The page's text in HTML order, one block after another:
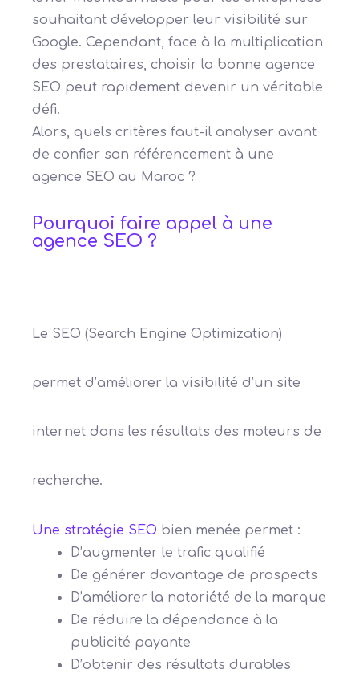
souhaitant développer leur visibilité sur
Google. Cependant, face à la multiplication
des prestataires, choisir la bonne agence
SEO peut rapidement devenir un véritable
défi.
Alors, quels critères faut-il analyser avant
de confier son référencement à une
agence SEO au Maroc ?
Pourquoi faire appel à une
agence SEO ?
Le SEO (Search Engine Optimization)
permet d’améliorer la visibilité d’un site
internet dans les résultats des moteurs de
recherche.
Une stratégie SEO bien menée permet :
D’augmenter le trafic qualifié
De générer davantage de prospects
D’améliorer la notoriété de la marque
De réduire la dépendance à la
publicité payante
D’obtenir des résultats durables